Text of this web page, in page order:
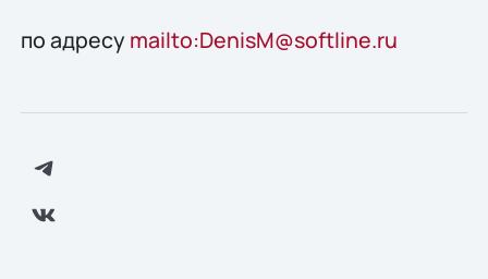
по адресу mailto:DenisM@softline.ru